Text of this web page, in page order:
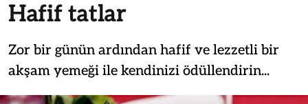
Hafif tatlar
Zor bir günün ardından hafif ve lezzetli bir
akşam yemeği ile kendinizi ödüllendirin...